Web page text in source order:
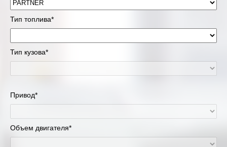
Киров
Москва и Московская область
Тип топлива*
Тип кузова*
Привод*
Объем двигателя*